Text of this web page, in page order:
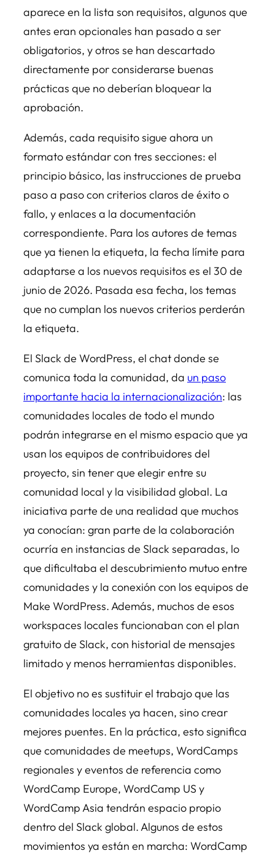
aparece en la lista son requisitos, algunos que
antes eran opcionales han pasado a ser
obligatorios, y otros se han descartado
directamente por considerarse buenas
prácticas que no deberían bloquear la
aprobación.
Además, cada requisito sigue ahora un
formato estándar con tres secciones: el
principio básico, las instrucciones de prueba
paso a paso con criterios claros de éxito o
fallo, y enlaces a la documentación
correspondiente. Para los autores de temas
que ya tienen la etiqueta, la fecha límite para
adaptarse a los nuevos requisitos es el 30 de
junio de 2026. Pasada esa fecha, los temas
que no cumplan los nuevos criterios perderán
la etiqueta.
El Slack de WordPress, el chat donde se
comunica toda la comunidad, da un paso
importante hacia la internacionalización: las
comunidades locales de todo el mundo
podrán integrarse en el mismo espacio que ya
usan los equipos de contribuidores del
proyecto, sin tener que elegir entre su
comunidad local y la visibilidad global. La
iniciativa parte de una realidad que muchos
ya conocían: gran parte de la colaboración
ocurría en instancias de Slack separadas, lo
que dificultaba el descubrimiento mutuo entre
comunidades y la conexión con los equipos de
Make WordPress. Además, muchos de esos
workspaces locales funcionaban con el plan
gratuito de Slack, con historial de mensajes
limitado y menos herramientas disponibles.
El objetivo no es sustituir el trabajo que las
comunidades locales ya hacen, sino crear
mejores puentes. En la práctica, esto significa
que comunidades de meetups, WordCamps
regionales y eventos de referencia como
WordCamp Europe, WordCamp US y
WordCamp Asia tendrán espacio propio
dentro del Slack global. Algunos de estos
movimientos ya están en marcha: WordCamp